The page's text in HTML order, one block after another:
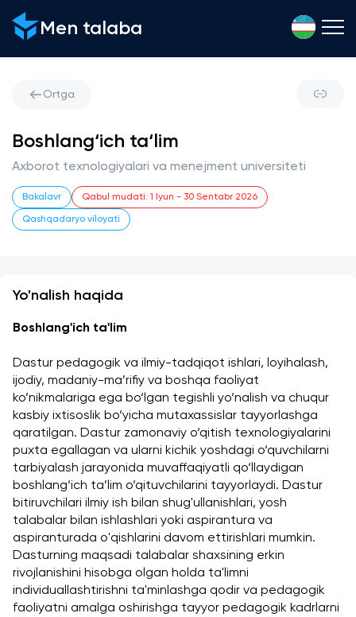
Men talaba
Ortga
Boshlang‘ich ta‘lim
Axborot texnologiyalari va menejment universiteti
Bakalavr Qabul mudati: 1 Iyun - 30 Sentabr 2026
Qashqadaryo viloyati
Yo'nalish haqida
Boshlang'ich ta'lim
Dastur pedagogik va ilmiy-tadqiqot ishlari, loyihalash,
ijodiy, madaniy-ma’rifiy va boshqa faoliyat
ko‘nikmalariga ega bo‘lgan tegishli yo‘nalish va chuqur
kasbiy ixtisoslik bo‘yicha mutaxassislar tayyorlashga
qaratilgan. Dastur zamonaviy o‘qitish texnologiyalarini
puxta egallagan va ularni kichik yoshdagi o‘quvchilarni
tarbiyalash jarayonida muvaffaqiyatli qo‘llaydigan
boshlang‘ich ta’lim o‘qituvchilarini tayyorlaydi. Dastur
bitiruvchilari ilmiy ish bilan shug'ullanishlari, yosh
talabalar bilan ishlashlari yoki aspirantura va
aspiranturada o'qishlarini davom ettirishlari mumkin.
Dasturning maqsadi talabalar shaxsining erkin
rivojlanishini hisobga olgan holda ta'limni
individuallashtirishni ta'minlashga qodir va pedagogik
faoliyatni amalga oshirishga tayyor pedagogik kadrlarni